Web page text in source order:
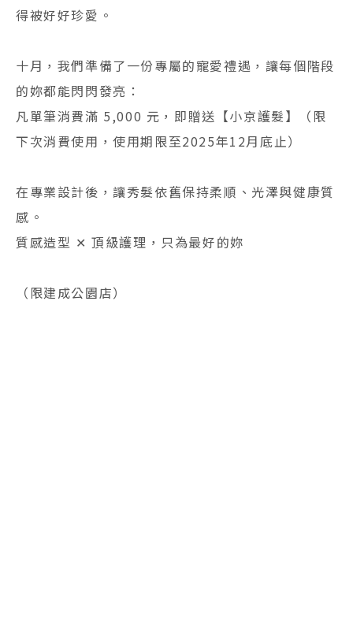
得被好好珍愛。
十月，我們準備了一份專屬的寵愛禮遇，讓每個階段
的妳都能閃閃發亮：
凡單筆消費滿 5,000 元，即贈送【小京護髮】（限
下次消費使用，使用期限至2025年12月底止）
在專業設計後，讓秀髮依舊保持柔順、光澤與健康質
感。
質感造型 ✕ 頂級護理，只為最好的妳
（限建成公園店）